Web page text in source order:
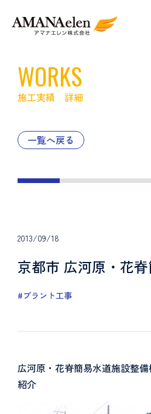
WORKS
施工実績 詳細
一覧へ戻る
2013/09/18
京都市 広河原・花
#プラント工事
広河原・花脊簡易水道施設整
紹介